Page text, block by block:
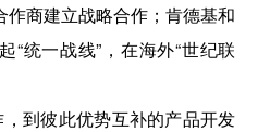
商建立战略合作；肯德基和
“统一战线”，在海外“世纪联
，到彼此优势互补的产品开发